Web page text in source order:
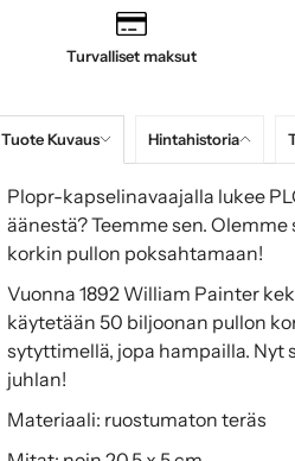
Turvalliset maksut
Tuote Kuvaus Hintahistoria
Plopr-kapselinavaajalla lukee
äänestä? Teemme sen.
korkin pullon poksahtamaan!
Vuonna 1892 William Painter
käytetään 50 biljoonan pullon
sytyttimellä, jopa hampailla. Nyt
juhlan!
Materiaali: ruostumaton teräs